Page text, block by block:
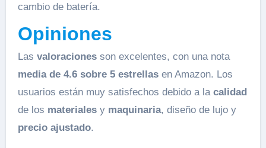
cambio de batería.
Opiniones
Las valoracionesson excelentes, con una nota
media de 4.6 sobre 5 estrellasen Amazon. Los
usuarios están muy satisfechos debido a la calidad
de los materialesy maquinaria, diseño de lujo y
precio ajustado.